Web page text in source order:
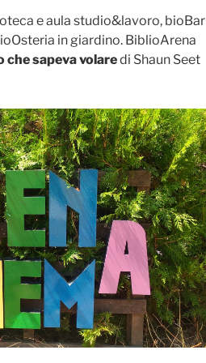
e aula studio&lavoro, bioBar
in giardino. BiblioArena
che sapeva volaredi Shaun Seet